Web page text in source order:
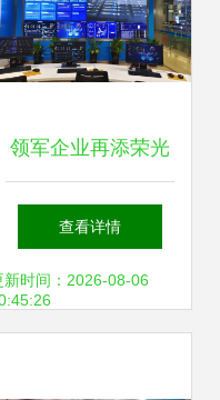
领军企业再添荣光
亨通光电荣获两项
省级荣誉，引领数
查看详情
新时间：2026-08-06